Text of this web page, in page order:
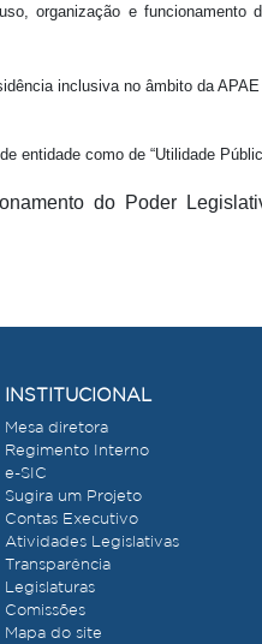
organização e funcionamento
inclusiva no âmbito da
entidade como de “Utilidade
do Poder
INSTITUCIONAL
Mesa diretora
Regimento Interno
e-SIC
Sugira um Projeto
Contas Executivo
Atividades Legislativas
Transparência
Legislaturas
Comissões
Mapa do site